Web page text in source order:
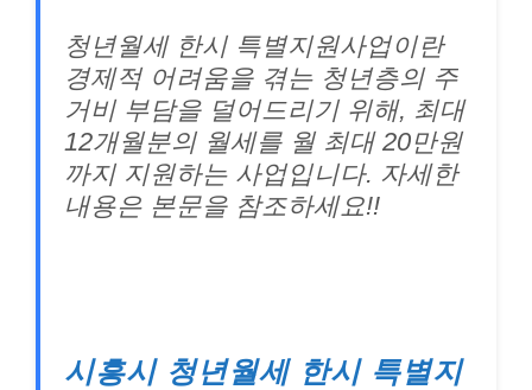
청년월세 한시 특별지원사업이란
경제적 어려움을 겪는 청년층의 주
거비 부담을 덜어드리기 위해, 최대
12개월분의 월세를 월 최대 20만원
까지 지원하는 사업입니다. 자세한
내용은 본문을 참조하세요!!
시흥시 청년월세 한시 특별지